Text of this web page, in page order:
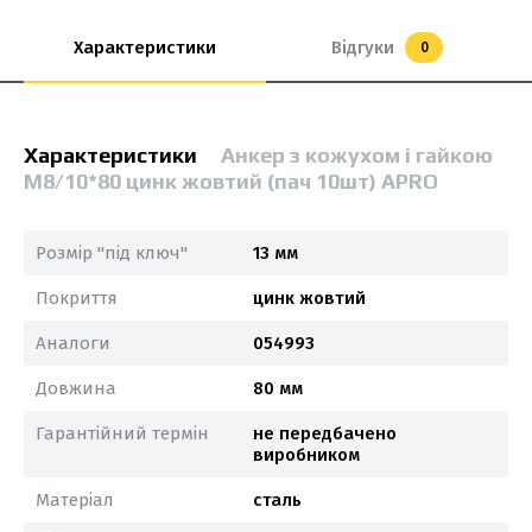
Характеристики Відгуки 0
Характеристики
Анкер з кожухом і гайкою
М8/10*80 цинк жовтий (пач 10шт) APRO
Розмір "під ключ" 13 мм
Покриття цинк жовтий
Аналоги 054993
Довжина 80 мм
Гарантійний термін
не передбачено
виробником
Матеріал сталь